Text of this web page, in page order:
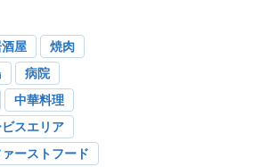
酒屋
焼肉
病院
中華料理
スエリア
ァーストフード